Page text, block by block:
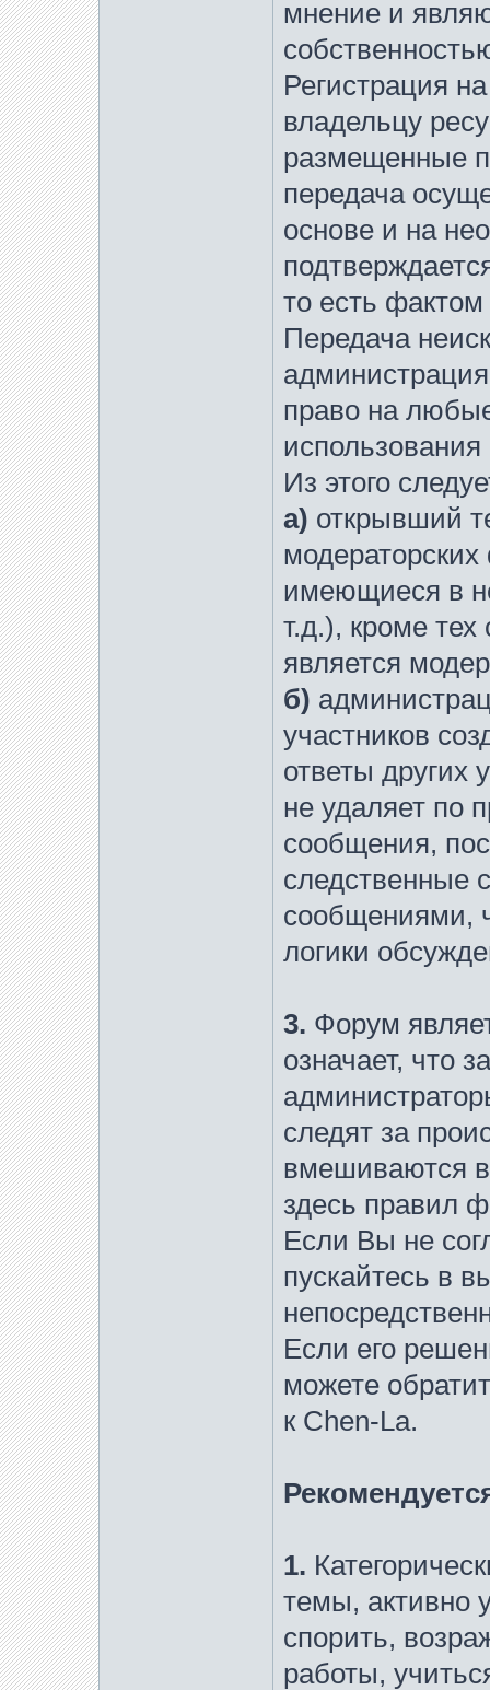
мнение и
Регистрация
владельцу
размещенные
передача
основе и на
то есть
Передача
право на
Из этого
а) открывший
имеющиеся в
т.д.), кроме
является
б)
участников
ответы других
не удаляет по
сообщения,
следственные
сообщениями,
логики
3. Форум
означает, что
следят за
вмешиваются
здесь правил
Если Вы не
пускайтесь в
Если его
можете
к Chen-La.
1.
темы, активно
спорить,
работы,